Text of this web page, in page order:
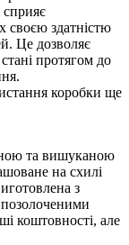
своєю здатністю
Це дозволяє
протягом до
коробки ще
та вишуканою
на схилі
з
коштовності, але